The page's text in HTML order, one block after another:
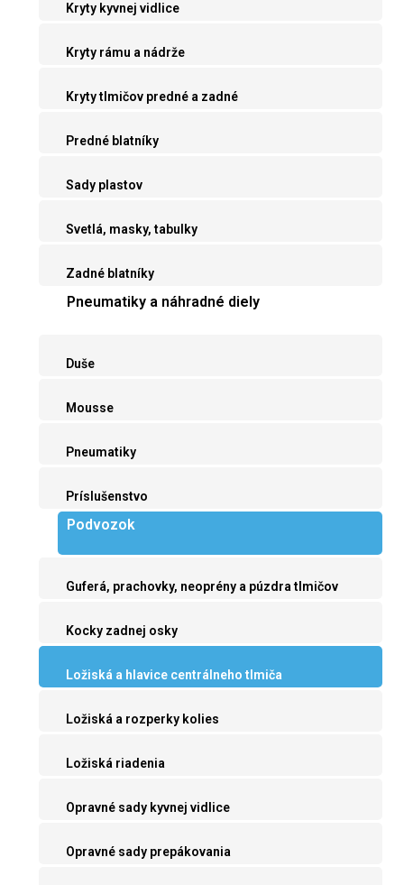
Kryty kyvnej vidlice
Kryty rámu a nádrže
Kryty tlmičov predné a zadné
Predné blatníky
Sady plastov
Svetlá, masky, tabulky
Zadné blatníky
Pneumatiky a náhradné diely
Duše
Mousse
Pneumatiky
Príslušenstvo
Podvozok
Guferá, prachovky, neoprény a púzdra tlmičov
Kocky zadnej osky
Ložiská a hlavice centrálneho tlmiča
Ložiská a rozperky kolies
Ložiská riadenia
Opravné sady kyvnej vidlice
Opravné sady prepákovania